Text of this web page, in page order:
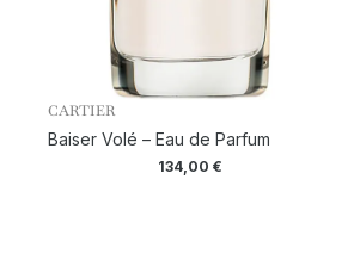
CARTIER
Baiser Volé – Eau de Parfum
134,00 €